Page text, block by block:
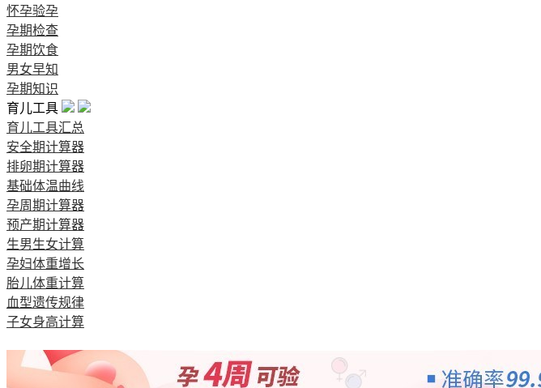
怀孕验孕
孕期检查
孕期饮食
男女早知
孕期知识
育儿工具
育儿工具汇总
安全期计算器
排卵期计算器
基础体温曲线
孕周期计算器
预产期计算器
生男生女计算
孕妇体重增长
胎儿体重计算
血型遗传规律
子女身高计算